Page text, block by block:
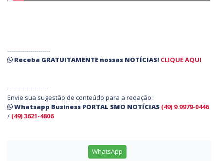
----------------------
Receba GRATUITAMENTE nossas NOTÍCIAS! CLIQUE AQUI
----------------------
Envie sua sugestão de conteúdo para a redação:
Whatsapp Business PORTAL SMO NOTÍCIAS (49) 9.9979-0446
/ (49) 3621-4806
WhatsApp